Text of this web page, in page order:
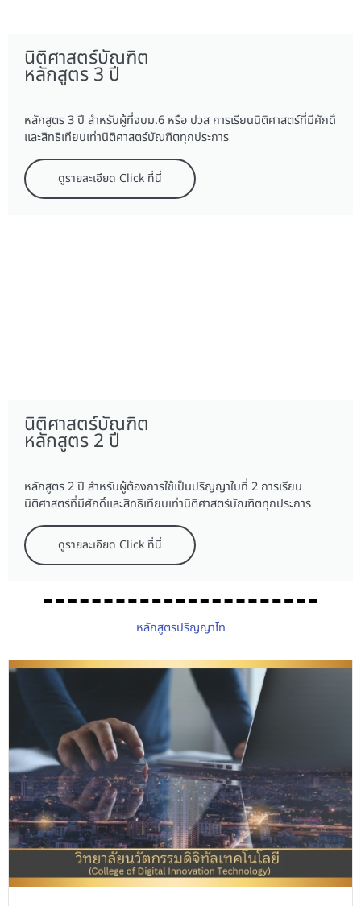
นิติศาสตร์บัณฑิต
หลักสูตร 3 ปี
หลักสูตร 3 ปี สำหรับผู้ที่จบม.6 หรือ ปวส การเรียนนิติศาสตร์ที่มีศักดิ์
และสิทธิเทียบเท่านิติศาสตร์บัณฑิตทุกประการ
ดูรายละเอียด Click ที่นี่
นิติศาสตร์บัณฑิต
หลักสูตร 2 ปี
หลักสูตร 2 ปี สำหรับผู้ต้องการใช้เป็นปริญญาใบที่ 2 การเรียน
นิติศาสตร์ที่มีศักดิ์และสิทธิเทียบเท่านิติศาสตร์บัณฑิตทุกประการ
ดูรายละเอียด Click ที่นี่
หลักสูตรปริญญาโท